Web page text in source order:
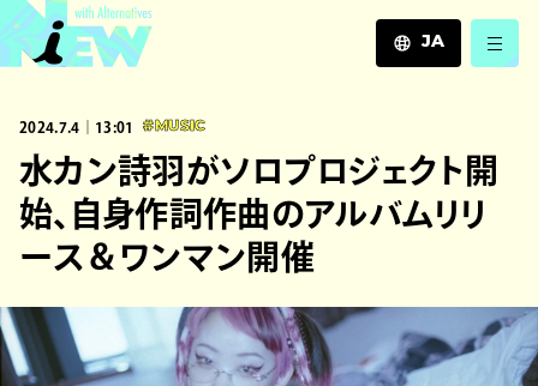
JA
ZH
2024.7.4｜13:01 #MUSIC
水カン詩羽がソロプロジェクト開
始、自身作詞作曲のアルバムリリ
ース＆ワンマン開催